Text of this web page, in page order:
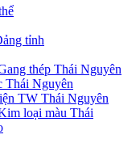
tỉnh
thép Thái Nguyên
Thái Nguyên
TW Thái Nguyên
loại màu Thái